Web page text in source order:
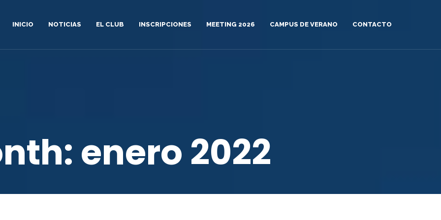
INICIO NOTICIAS EL CLUB INSCRIPCIONES MEETING 2026 CAMPUS DE VERANO CONTACTO
enero 2022